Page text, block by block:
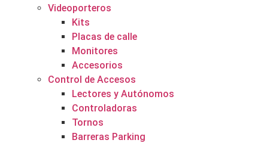
Videoporteros
Kits
Placas de calle
Monitores
Accesorios
Control de Accesos
Lectores y Autónomos
Controladoras
Tornos
Barreras Parking